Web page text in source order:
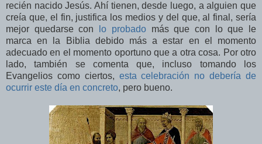
recién nacido Jesús. Ahí tienen, desde luego, a alguien que
creía que, el fin, justifica los medios y del que, al final, sería
mejor quedarse con
lo probadomás que con lo que le
marca en la Biblia debido más a estar en el momento
adecuado en el momento oportuno que a otra cosa. Por otro
lado, también se comenta que, incluso tomando los
Evangelios como ciertos, esta celebración no debería de
ocurrir este día en concreto, pero bueno.